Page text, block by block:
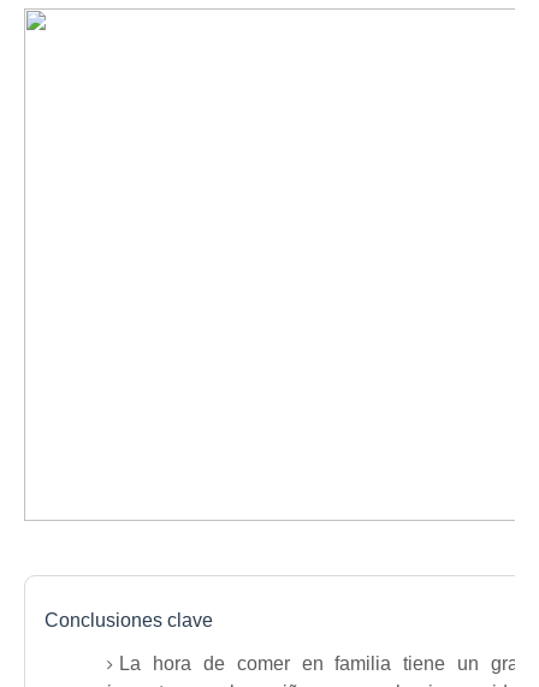
Conclusiones clave
La hora de comer en familia tiene un gran